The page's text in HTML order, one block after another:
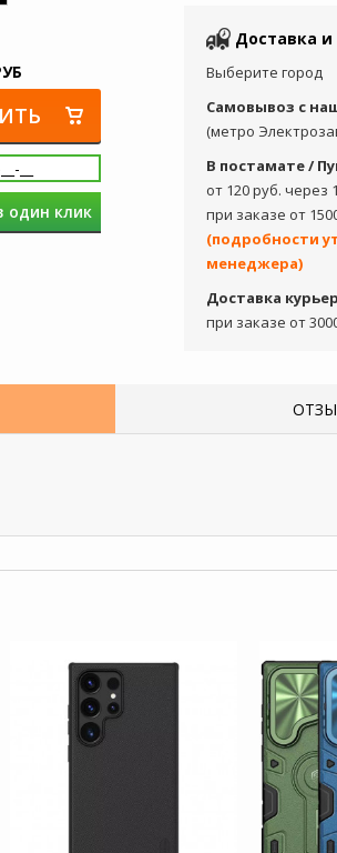
один клик
Доставка и
Выберите город
Самовывоз с
(метро
В постамате /
от 120 руб. через
при заказе от
(подробности
менеджера)
Доставка
при заказе от